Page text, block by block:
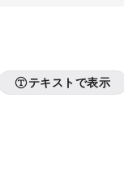
テキストで表示